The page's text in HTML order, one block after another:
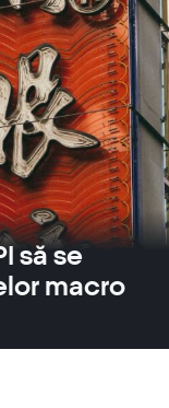
să se
macro